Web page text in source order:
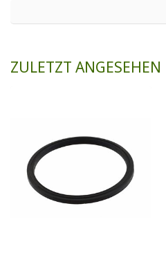
ZULETZT ANGESEHEN